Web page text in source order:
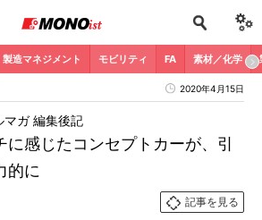
製造マネジメント モビリティ FA 素材／化学
2020年4月15日
感じたコンセプトカーが、引
的に
マガ 編集後記
記事を見る